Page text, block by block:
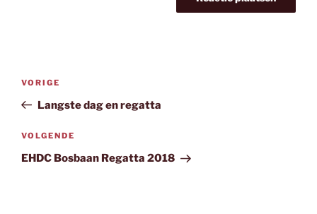
Vorig
bericht
VORIGE
Langste dag en regatta
Volgend
bericht
VOLGENDE
EHDC Bosbaan Regatta 2018